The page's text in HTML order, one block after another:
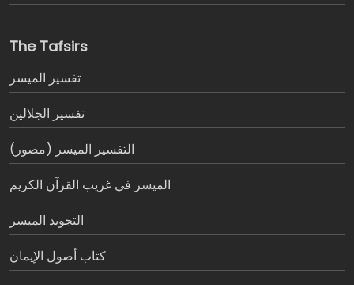
The Tafsirs
تفسير المیسر
تفسير الجلالين
التفسير الميسر (مصور)
الميسر في غريب القرآن الكريم
التجويد الميسر
كتاب أصول الإيمان